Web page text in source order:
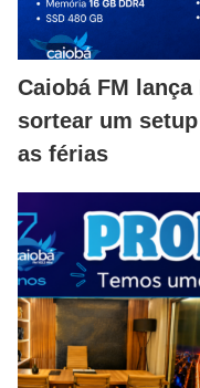
Caiobá FM
sortear um
as férias